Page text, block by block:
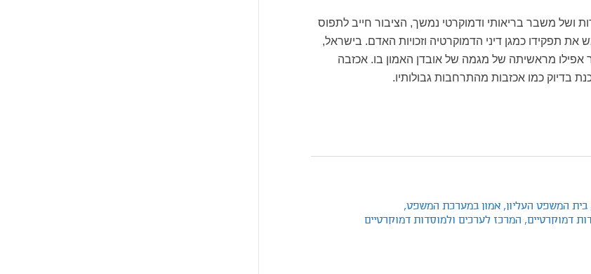
ושל משבר בריאותי ודמוקרטי נמשך, הציבור חייב לתפוס
תפקידו כמגן דיני הדמוקרטיה וזכויות האדם. בישראל,
אפילו מראשיתה של מגמה של אובדן האמון בו. אכזבה
בדיוק כמו אכזבות מהתרחבות גבולותיו.
בית המשפט העליון, אמון במערכת המשפט,
דמוקרטיים, המרכז לערכים ולמוסדות דמוקרטיים